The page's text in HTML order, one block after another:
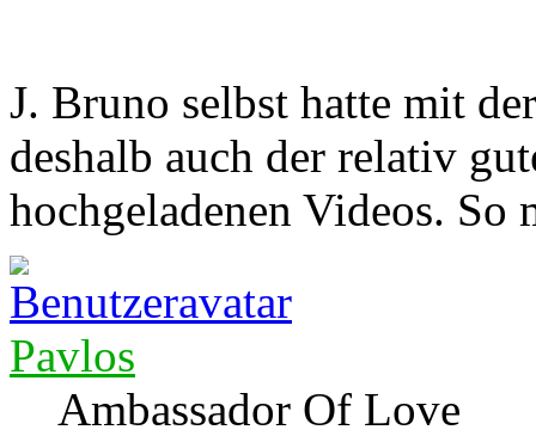
J. Bruno selbst hatte mit
deshalb auch der relativ
hochgeladenen Videos. So
Pavlos
Ambassador Of Love